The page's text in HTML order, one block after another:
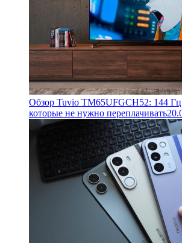
Обзор Tuvio TM65UFGCH52: 144
которые не нужно переплачивать